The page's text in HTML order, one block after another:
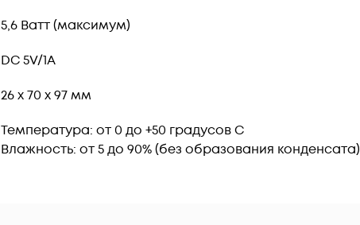
5,6 Ватт (максимум)
DC 5V/1A
26 x 70 x 97 мм
Температура: от 0 до +50 градусов С
Влажность: от 5 до 90% (без образования конденсата)